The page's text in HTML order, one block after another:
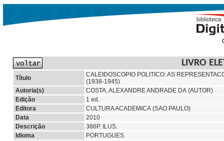
LIVRO
Título
CALEIDOSCOPIO POLITICO: AS
(1938-1945)
Autoria(s)
COSTA, ALEXANDRE ANDRADE DA (AUTOR)
Edição
1 ed.
Editora
CULTURA ACADEMICA (SAO PAULO)
Data
2010
Descrição
386P. ILUS.
Idioma
PORTUGUES